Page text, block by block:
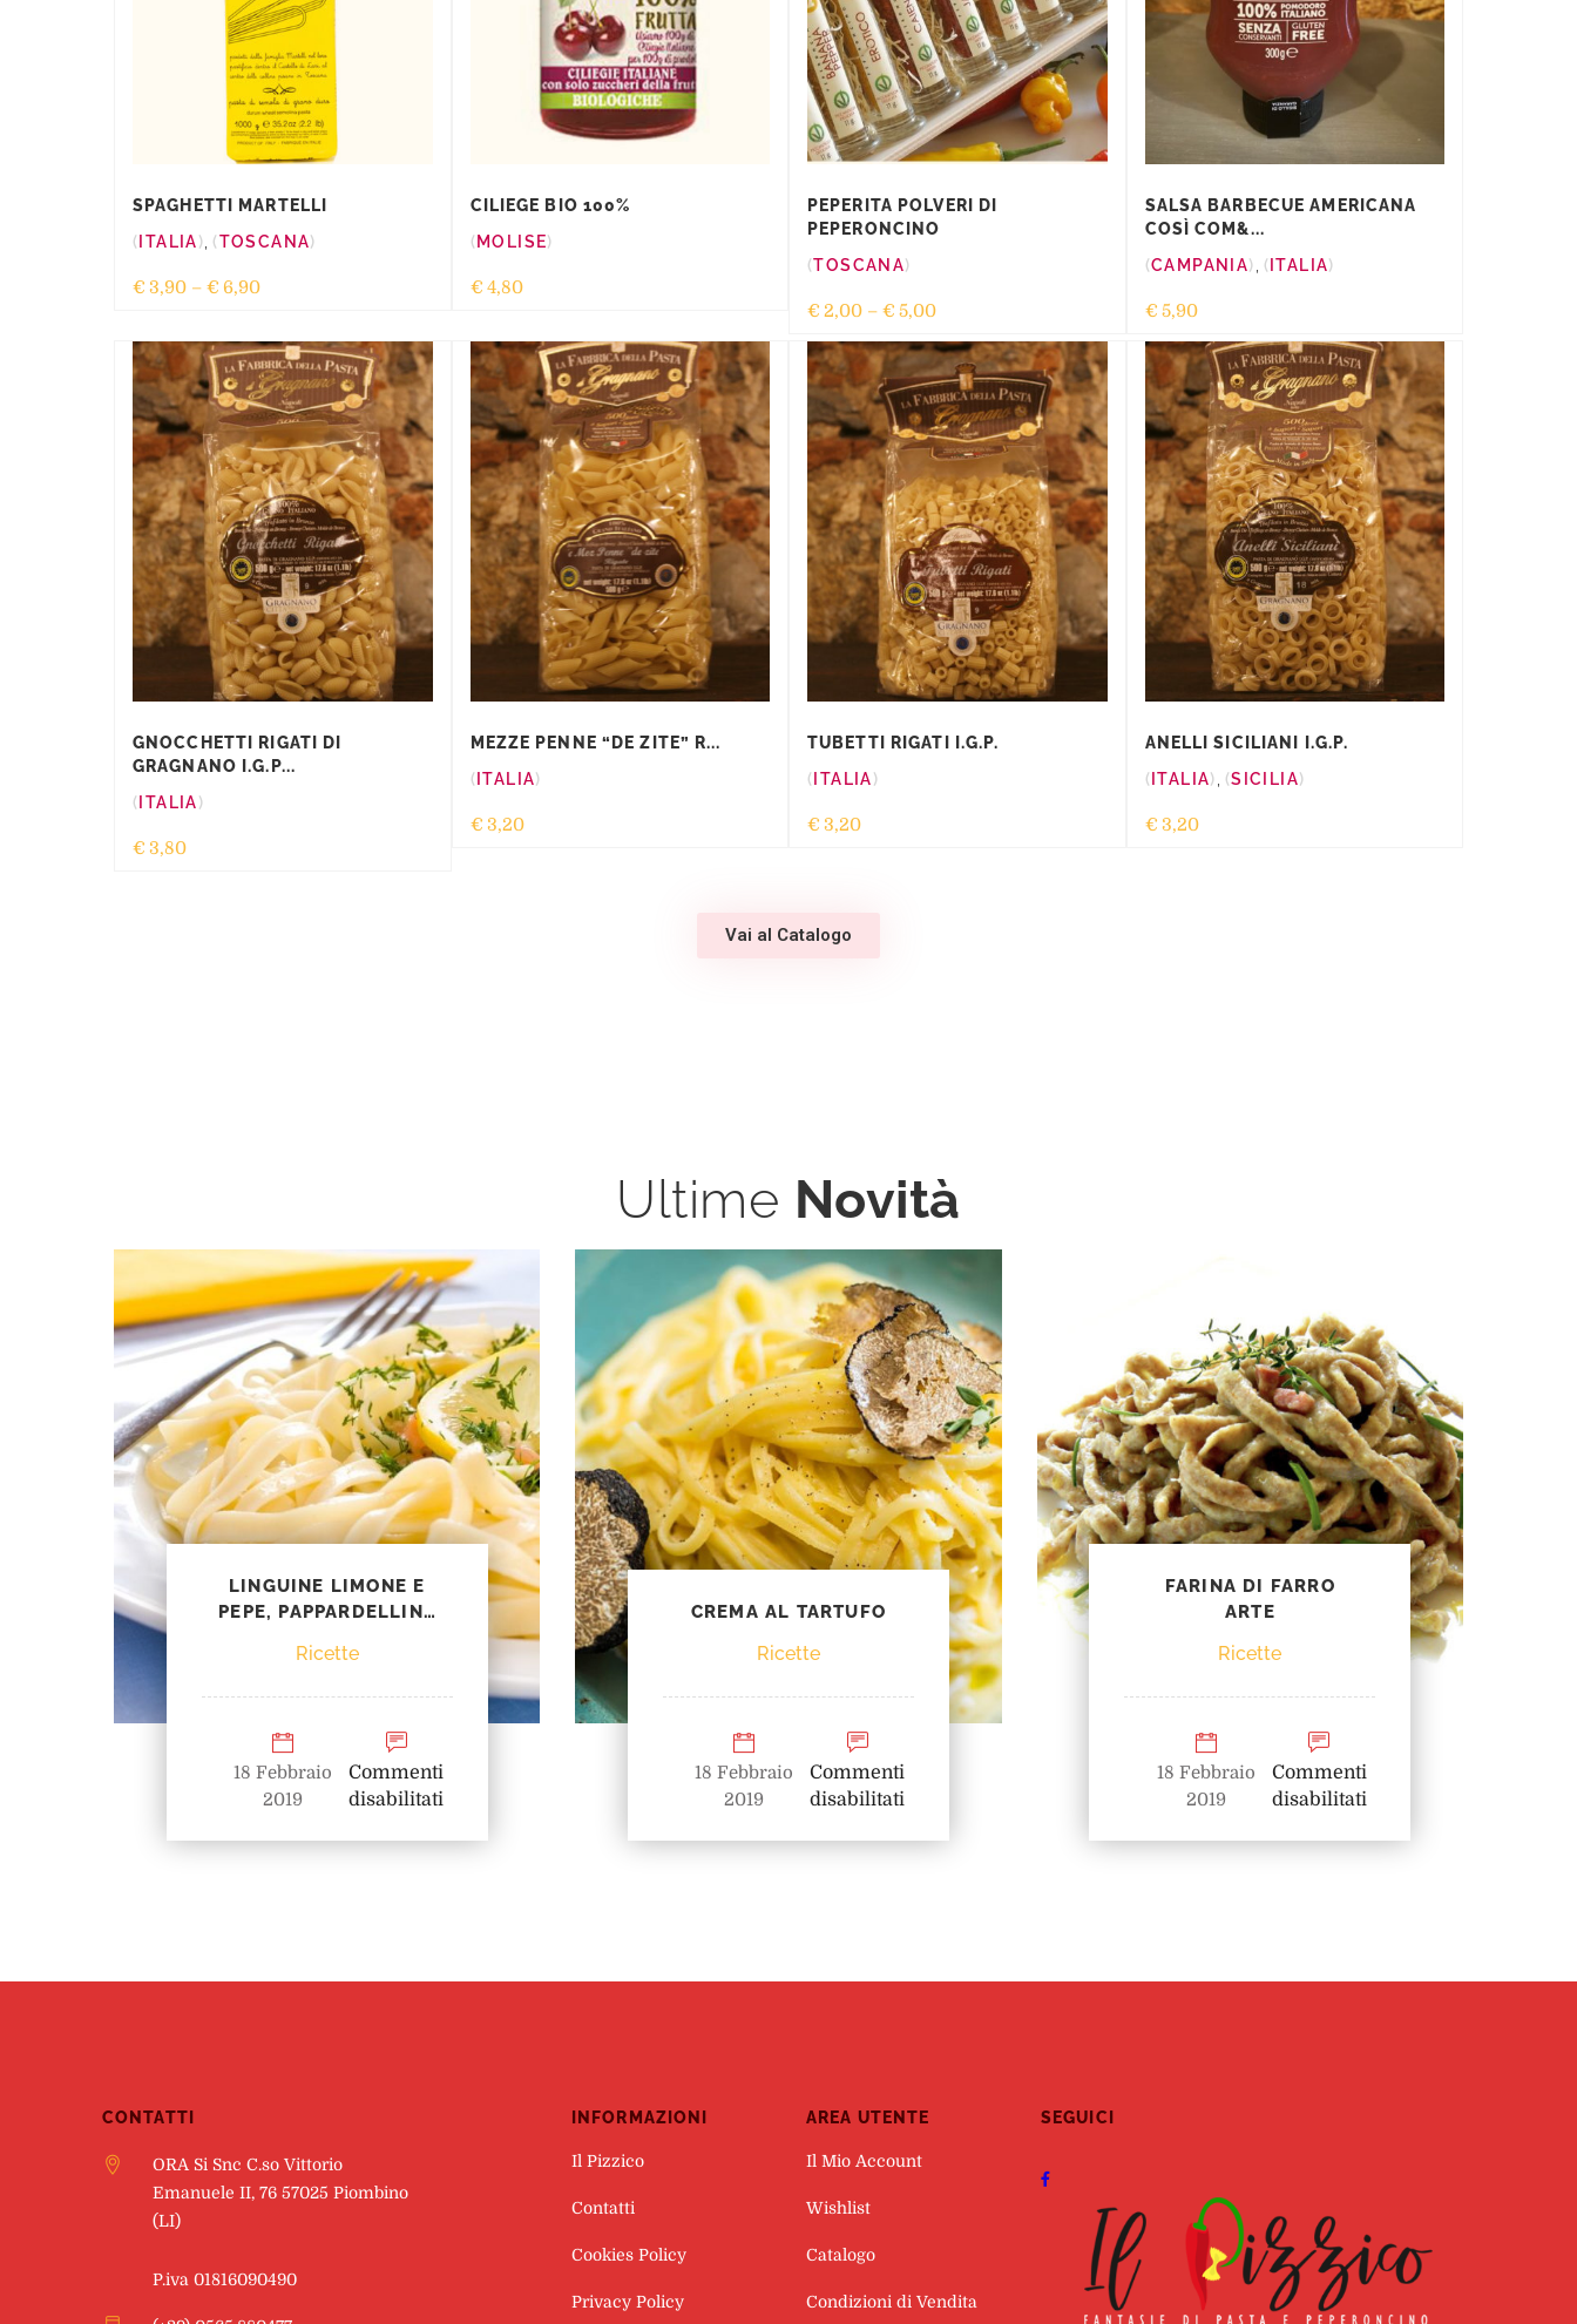
SPAGHETTI MARTELLI
ITALIA
TOSCANA
€ 3,90 – € 6,90
CILIEGE BIO 100%
MOLISE
€ 4,80
PEPERITA POLVERI DI
PEPERONCINO
TOSCANA
€ 2,00 – € 5,00
SALSA BARBECUE AMERICANA
COSÌ COM&...
CAMPANIA
ITALIA
€ 5,90
GNOCCHETTI RIGATI DI
GRAGNANO I.G.P...
ITALIA
€ 3,80
MEZZE PENNE “DE ZITE” R...
ITALIA
€ 3,20
TUBETTI RIGATI I.G.P.
ITALIA
€ 3,20
ANELLI SICILIANI I.G.P.
ITALIA
SICILIA
€ 3,20
Vai al Catalogo
Ultime Novità
LINGUINE LIMONE E
PEPE, PAPPARDELLINE
Ricette
18 Febbraio
2019
Commenti
disabilitati
CREMA AL TARTUFO
Ricette
18 Febbraio
2019
Commenti
disabilitati
FARINA DI FARRO
ARTE
Ricette
18 Febbraio
2019
Commenti
disabilitati
CONTATTI
ORA Si Snc C.so Vittorio
Emanuele II, 76 57025 Piombino
(LI)
P.iva 01816090490
INFORMAZIONI
Il Pizzico
Contatti
Cookies Policy
Privacy Policy
AREA UTENTE
Il Mio Account
Wishlist
Catalogo
Condizioni di Vendita
SEGUICI